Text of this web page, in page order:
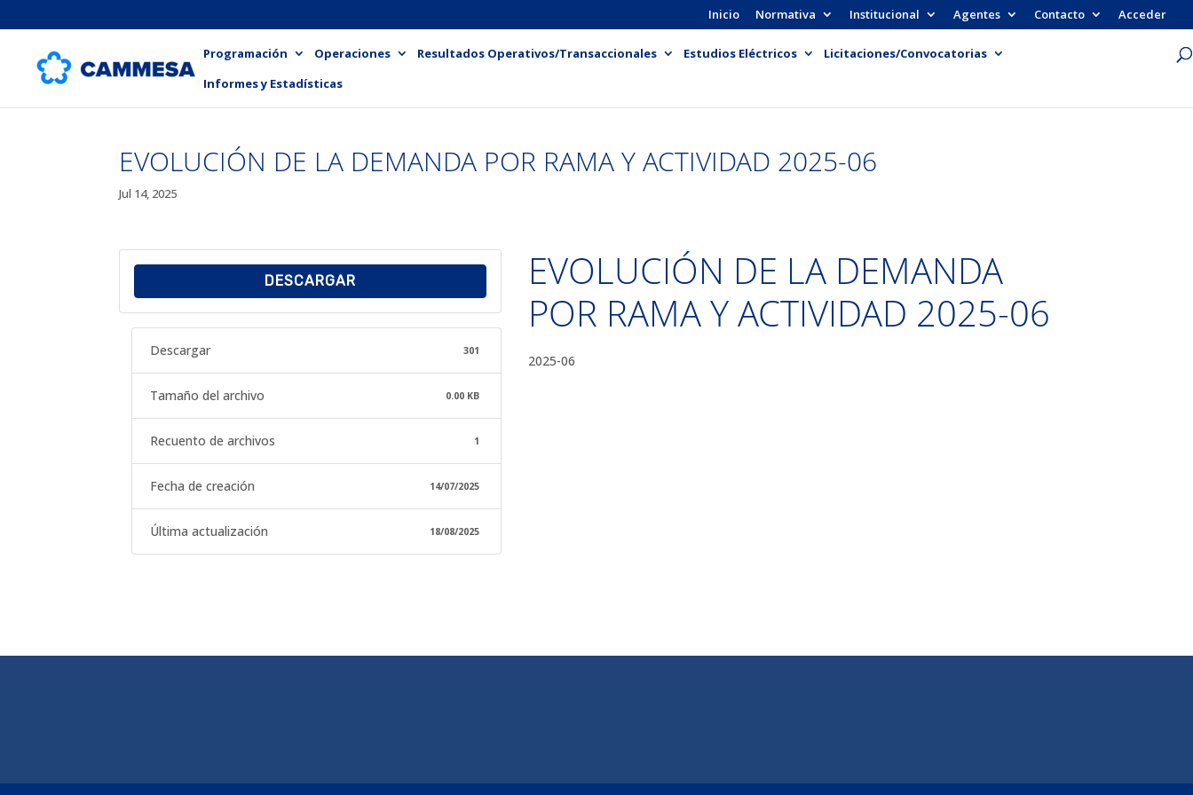
Inicio Normativa Institucional Agentes Contacto Acceder
Programación Operaciones Resultados Operativos/Transaccionales Estudios Eléctricos
Licitaciones/Convocatorias
Informes y Estadísticas
EVOLUCIÓN DE LA DEMANDA POR RAMA Y ACTIVIDAD 2025-06
Jul 14, 2025
DESCARGAR
Descargar 301
Tamaño del archivo 0.00 KB
Recuento de archivos 1
Fecha de creación 14/07/2025
Última actualización 18/08/2025
EVOLUCIÓN DE LA DEMANDA
POR RAMA Y ACTIVIDAD 2025-06
2025-06